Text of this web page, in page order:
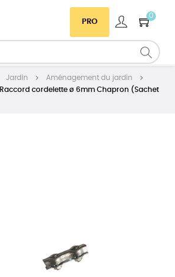
PRO
0
Jardin
Aménagement du jardin
Raccord cordelette ø 6mm Chapron (Sachet